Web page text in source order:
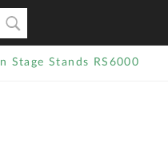
Stage Stands RS6000